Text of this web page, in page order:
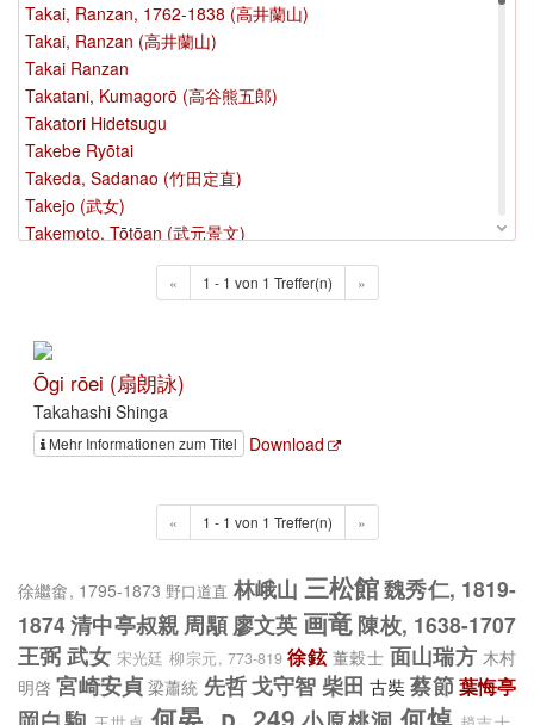
Takai, Ranzan, 1762-1838 (高井蘭山)
Takai, Ranzan (高井蘭山)
Takai Ranzan
Takatani, Kumagorō (高谷熊五郎)
Takatori Hidetsugu
Takebe Ryōtai
Takeda, Sadanao (竹田定直)
Takejo (武女)
Takemoto, Tōtōan (武元景文)
Takenotsuka Tōshi
Takeuchi, Kakusai (武内确斎)
Taki, Motohiro
Taki Motohiro
Takizawa, Bakin (滝沢馬琴)
Tamanoi Tomitoshi
Tan, Youchun, 1586-1631 (譚元春)
Tanabe, Shinshirō (田边新四郎)
Tanba, Yasuyori (丹波康頼)
Tang, Ruxun (唐汝詢)
Tang, Shiyou (唐世友)
Tang, Xianzu, 1550-1616 (湯顯祖, 1550-1616)
Tang, Xuanzong, 685-762 (唐玄宗, 685-762)
Tani, Bunchō (谷文晁)
« 1 - 1 von 1 Treffer(n) »
Ōgi rōei (扇朗詠)
Takahashi Shinga
Mehr Informationen zum Titel Download
« 1 - 1 von 1 Treffer(n) »
徐繼畬, 1795-1873 野口道直 林峨山 三松館魏秀仁, 1819-
1874 清中亭叔親 周顒 廖文英 画竜 陳枚, 1638-1707
王弼 武女 宋光廷 柳宗元, 773-819 徐鉉 董穀士 面山瑞方 木村
明啓 宮崎安貞 梁蕭統 先哲戈守智 柴田 古奘 蔡節葉悔亭